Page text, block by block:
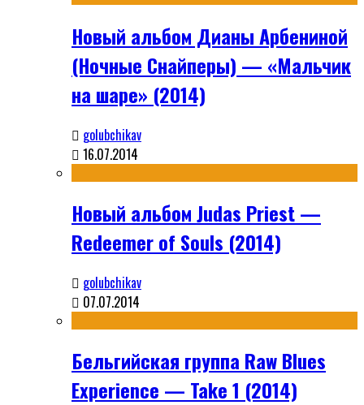
Новый альбом Дианы Арбениной
(Ночные Снайперы) — «Мальчик
на шаре» (2014)
golubchikav
16.07.2014
Новый альбом Judas Priest —
Redeemer of Souls (2014)
golubchikav
07.07.2014
Бельгийская группа Raw Blues
Experience — Take 1 (2014)